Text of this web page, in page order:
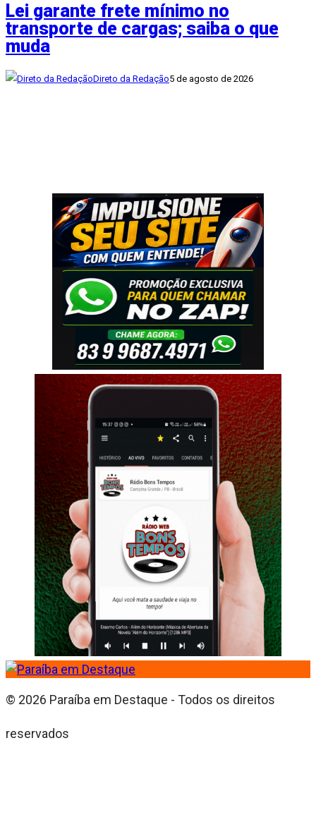
Lei garante frete mínimo no
transporte de cargas; saiba o que
muda
Direto da Redação5 de agosto de 2026
© 2026 Paraíba em Destaque - Todos os direitos
reservados